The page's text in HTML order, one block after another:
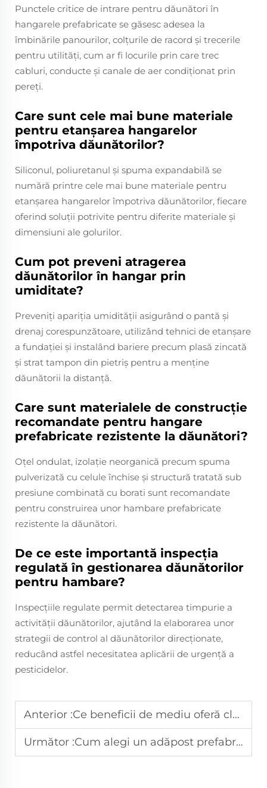
Punctele critice de intrare pentru dăunători în
hangarele prefabricate se găsesc adesea la
îmbinările panourilor, colțurile de racord și trecerile
pentru utilități, cum ar fi locurile prin care trec
cabluri, conducte și canale de aer condiționat prin
pereți.
Care sunt cele mai bune materiale
pentru etanșarea hangarelor
împotriva dăunătorilor?
Siliconul, poliuretanul și spuma expandabilă se
numără printre cele mai bune materiale pentru
etanșarea hangarelor împotriva dăunătorilor, fiecare
oferind soluții potrivite pentru diferite materiale și
dimensiuni ale golurilor.
Cum pot preveni atragerea
dăunătorilor în hangar prin
umiditate?
Preveniți apariția umidității asigurând o pantă și
drenaj corespunzătoare, utilizând tehnici de etanșare
a fundației și instalând bariere precum plasă zincată
și strat tampon din pietriș pentru a menține
dăunătorii la distanță.
Care sunt materialele de construcție
recomandate pentru hangare
prefabricate rezistente la dăunători?
Oțel ondulat, izolație neorganică precum spuma
pulverizată cu celule închise și structură tratată sub
presiune combinată cu borati sunt recomandate
pentru construirea unor hambare prefabricate
rezistente la dăunători.
De ce este importantă inspecția
regulată în gestionarea dăunătorilor
pentru hambare?
Inspecțiile regulate permit detectarea timpurie a
activității dăunătorilor, ajutând la elaborarea unor
strategii de control al dăunătorilor direcționate,
reducând astfel necesitatea aplicării de urgență a
pesticidelor.
Anterior :Ce beneficii de mediu oferă clădirile cu structură din oțel prefabricat?
Următor :Cum alegi un adăpost prefabricat care rezistă la vânturi puternice?